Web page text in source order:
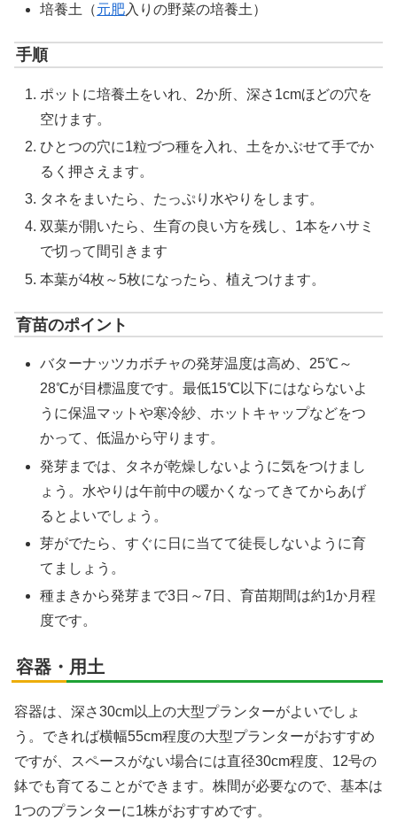
培養土（元肥入りの野菜の培養土）
手順
ポットに培養土をいれ、2か所、深さ1cmほどの穴を
空けます。
ひとつの穴に1粒づつ種を入れ、土をかぶせて手でか
るく押さえます。
タネをまいたら、たっぷり水やりをします。
双葉が開いたら、生育の良い方を残し、1本をハサミ
で切って間引きます
本葉が4枚～5枚になったら、植えつけます。
育苗のポイント
バターナッツカボチャの発芽温度は高め、25℃～
28℃が目標温度です。最低15℃以下にはならないよ
うに保温マットや寒冷紗、ホットキャップなどをつ
かって、低温から守ります。
発芽までは、タネが乾燥しないように気をつけまし
ょう。水やりは午前中の暖かくなってきてからあげ
るとよいでしょう。
芽がでたら、すぐに日に当てて徒長しないように育
てましょう。
種まきから発芽まで3日～7日、育苗期間は約1か月程
度です。
容器・用土
容器は、深さ30cm以上の大型プランターがよいでしょ
う。できれば横幅55cm程度の大型プランターがおすすめ
ですが、スペースがない場合には直径30cm程度、12号の
鉢でも育てることができます。株間が必要なので、基本は
1つのプランターに1株がおすすめです。